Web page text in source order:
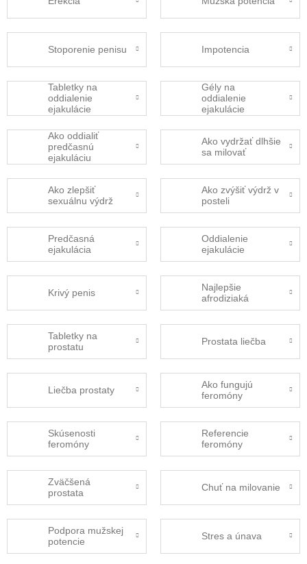
Stoporenie penisu Impotencia
Tabletky na
oddialenie
ejakulácie
Gély na
oddialenie
ejakulácie
Ako oddialiť
predčasnú
ejakuláciu
Ako vydržať dlhšie
sa milovať
Ako zlepšiť
sexuálnu výdrž
Ako zvýšiť výdrž v
posteli
Predčasná
ejakulácia
Oddialenie
ejakulácie
Krivý penis
Najlepšie
afrodiziaká
Tabletky na
prostatu
Prostata liečba
Liečba prostaty
Ako fungujú
feromóny
Skúsenosti
feromóny
Referencie
feromóny
Zväčšená
prostata
Chuť na milovanie
Podpora mužskej
potencie
Stres a únava